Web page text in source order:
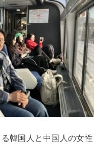
韓国人と中国人の女性